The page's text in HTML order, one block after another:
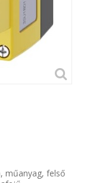
műanyag, felső